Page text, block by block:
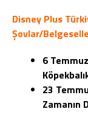
Disney Plus
Şovlar/
6
23
Zamanın